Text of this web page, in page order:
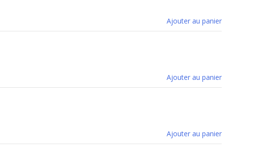
Ajouter au panier
Ajouter au panier
Ajouter au panier